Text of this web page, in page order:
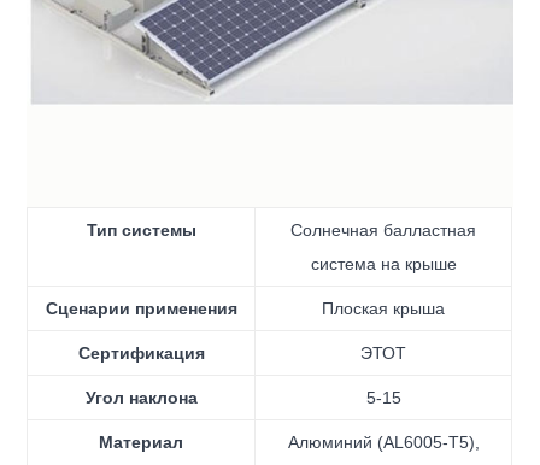
Тип системы
Солнечная балластная
система на крыше
Сценарии применения Плоская крыша
Сертификация ЭТОТ
Угол наклона 5-15
Материал
Алюминий (AL6005-T5),